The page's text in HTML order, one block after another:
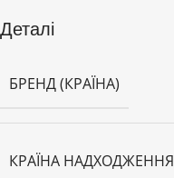
Деталі
БРЕНД (КРАЇНА)
КРАЇНА НАДХОДЖЕННЯ